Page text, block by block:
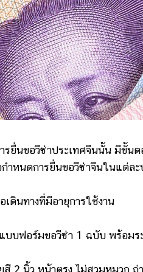
อวีซ่าประเทศจีนนั้น มีขั้นตอน
หนดการยื่นขอวีซ่าจีนในแต่ละ
เดินทางที่มีอายุการใช้งาน
บบฟอร์มขอวีซ่า 1 ฉบับ พร้อม
สี 2 นิ้ว หน้าตรง ไม่สวมหมวก ถ่